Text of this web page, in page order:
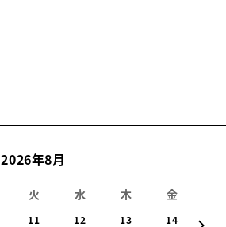
2026年8月
火
11
水
12
木
13
金
14